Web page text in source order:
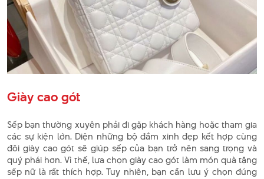
Giày cao gót
Sếp bạn thường xuyên phải đi gặp khách hàng hoặc tham gia
các sự kiện lớn. Diện những bộ đầm xinh đẹp kết hợp cùng
đôi giày cao gót sẽ giúp sếp của bạn trở nên sang trọng và
quý phái hơn. Vì thế, lựa chọn giày cao gót làm món quà tặng
sếp nữ là rất thích hợp. Tuy nhiên, bạn cần lưu ý chọn đúng